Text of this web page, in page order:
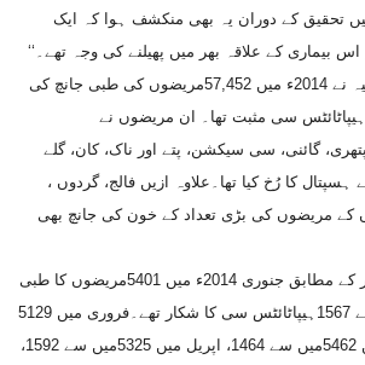
تحقیق کے دوران یہ بھی منکشف ہوا کہ ایک
بیماری کے علاقہ بھر میں پھیلنے کی وجہ تھے۔‘‘
الائیڈ ہسپتال کی انتظامیہ نے 2014ء میں 57,452مریضوں کی طبی جانچ کی
سے 16013میں ہیپاٹائٹس سی مثبت تھا۔ ان مریضوں نے
گائنی، سی سیکشن، پتے اور ناک، کان، گلے
کا رُخ کیا تھا۔علاوہ ازیں فالج، گردوں ،
کے مریضوں کی بڑی تعداد کے خون کی جانچ بھی
ہسپتال کے اعداد و شمار کے مطابق جنوری 2014ء میں 5401مریضوں کا طبی
معائنہ کیا گیا جن میں سے 1567ہیپاٹائٹس سی کا شکار تھے۔فروری میں 5129
میں سے 1397، مارچ میں 5462میں سے 1464، اپریل میں 5325میں سے 1592،